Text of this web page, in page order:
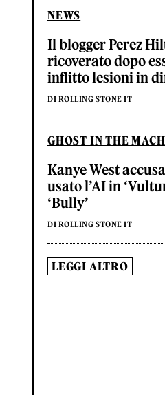
NEWS
Il blogger Perez
ricoverato dopo
inflitto lesioni in
DI ROLLING STONE IT
GHOST IN THE
Kanye West
usato l’AI in
‘Bully’
DI ROLLING STONE IT
LEGGI ALTRO